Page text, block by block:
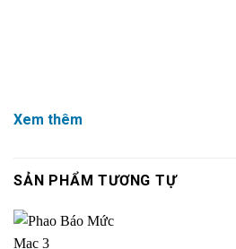
Xem thêm
SẢN PHẨM TƯƠNG TỰ